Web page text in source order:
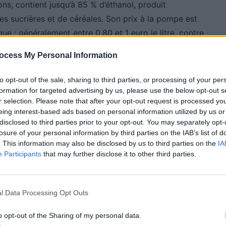
My Personal Information
opt-out of the sale, sharing to third parties, or processing of your
for targeted advertising by us, please use the below opt-out
selection. Please note that after your opt-out request is processed
interest-based ads based on personal information utilized by us
to third parties prior to your opt-out. You may separately
of your personal information by third parties on the IAB’s list of
This information may also be disclosed by us to third parties on the
Participants that may further disclose it to other third parties.
Data Processing Opt Outs
opt-out of the Sharing of my personal data.
contient jusqu’à 85 % d’éthanol, produit
sucrières et de céréales. Son prix à la pompe est
: généralement entre 0,80 et 1 euro le litre, contre
un plein de 50 litres, la différence peut atteindre
avec l’E85
compatibles d’origine avec le E85. Seuls ceux
peuvent fonctionner indifféremment à
les autres, une adaptation technique est
pour assurer un fonctionnement optimal
homologuée